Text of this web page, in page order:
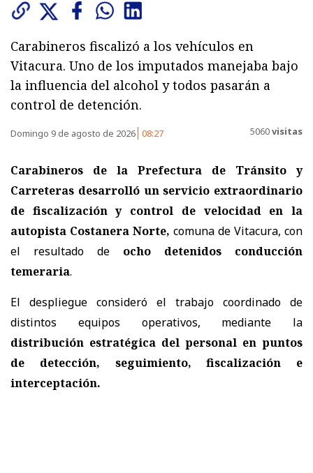
Carabineros fiscalizó a los vehículos en
Vitacura. Uno de los imputados manejaba bajo
la influencia del alcohol y todos pasarán a
control de detención.
Domingo 9 de agosto de 2026 08:27 5060visitas
Carabineros de la Prefectura de Tránsito y
Carreteras desarrolló un servicio extraordinario
de fiscalización y control de velocidad en la
autopista Costanera Norte, comuna de Vitacura, con
el resultado de ocho detenidos conducción
temeraria.
El despliegue consideró el trabajo coordinado de
distintos equipos operativos, mediante la
distribución estratégica del personal en puntos
de detección, seguimiento, fiscalización e
interceptación.